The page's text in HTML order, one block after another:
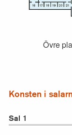
Övre
Konsten i
Sal 1